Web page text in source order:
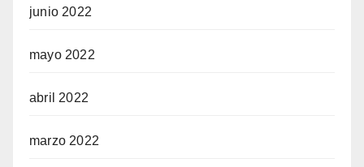
junio 2022
mayo 2022
abril 2022
marzo 2022